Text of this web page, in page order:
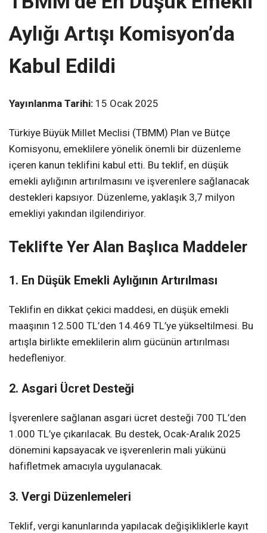
Aylığı Artışı Komisyon’da
Kabul Edildi
Yayınlanma Tarihi: 15 Ocak 2025
Türkiye Büyük Millet Meclisi (TBMM) Plan ve Bütçe
Komisyonu, emeklilere yönelik önemli bir düzenleme
içeren kanun teklifini kabul etti. Bu teklif, en düşük
emekli aylığının artırılmasını ve işverenlere sağlanacak
destekleri kapsıyor. Düzenleme, yaklaşık 3,7 milyon
emekliyi yakından ilgilendiriyor.
Teklifte Yer Alan Başlıca Maddeler
1. En Düşük Emekli Aylığının Artırılması
Teklifin en dikkat çekici maddesi, en düşük emekli
maaşının 12.500 TL’den 14.469 TL’ye yükseltilmesi. Bu
artışla birlikte emeklilerin alım gücünün artırılması
hedefleniyor.
2. Asgari Ücret Desteği
İşverenlere sağlanan asgari ücret desteği 700 TL’den
1.000 TL’ye çıkarılacak. Bu destek, Ocak-Aralık 2025
dönemini kapsayacak ve işverenlerin mali yükünü
hafifletmek amacıyla uygulanacak.
3. Vergi Düzenlemeleri
Teklif, vergi kanunlarında yapılacak değişikliklerle kayıt